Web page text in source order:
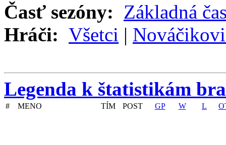
Časť sezóny: Základná
Hráči: Všetci |
Legenda k štatistikám
# MENO TÍM POST GP W L